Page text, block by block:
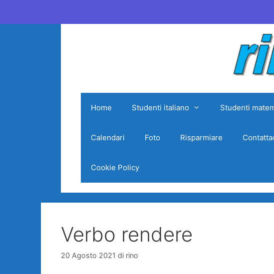
al
Home Studenti italiano Studenti
Calendari Foto Risparmiare
Cookie Policy
Verbo rendere
20 Agosto 2021 di rino